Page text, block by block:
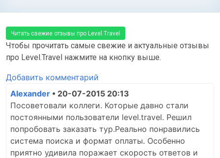
Читать свежие отзывы про Level.Travel
Чтобы прочитать самые свежие и актуальные отзывы
про Level.Travel нажмите на кнопку выше.
Добавить комментарий
Alexander • 20-07-2015 20:13
Посоветовали коллеги. Которые давно стали
постоянными пользователи level.travel. Решил
попробовать заказать тур.Реально понравились
система поиска и формат оплаты. Особенно
приятно удивила поражает скорость ответов и